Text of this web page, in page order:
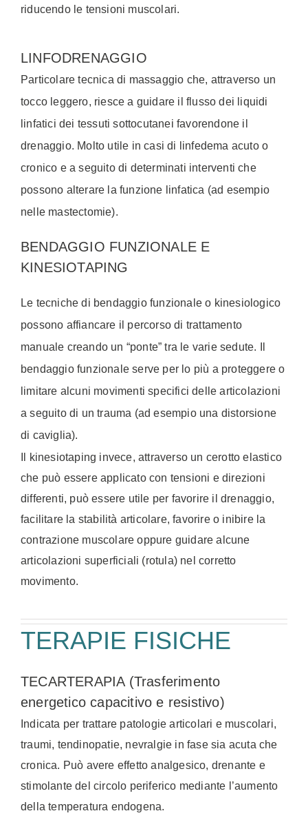
riducendo le tensioni muscolari.
LINFODRENAGGIO
Particolare tecnica di massaggio che, attraverso un
tocco leggero, riesce a guidare il flusso dei liquidi
linfatici dei tessuti sottocutanei favorendone il
drenaggio. Molto utile in casi di linfedema acuto o
cronico e a seguito di determinati interventi che
possono alterare la funzione linfatica (ad esempio
nelle mastectomie).
BENDAGGIO FUNZIONALE E
KINESIOTAPING
Le tecniche di bendaggio funzionale o kinesiologico
possono affiancare il percorso di trattamento
manuale creando un “ponte” tra le varie sedute. Il
bendaggio funzionale serve per lo più a proteggere o
limitare alcuni movimenti specifici delle articolazioni
a seguito di un trauma (ad esempio una distorsione
di caviglia).
Il kinesiotaping invece, attraverso un cerotto elastico
che può essere applicato con tensioni e direzioni
differenti, può essere utile per favorire il drenaggio,
facilitare la stabilità articolare, favorire o inibire la
contrazione muscolare oppure guidare alcune
articolazioni superficiali (rotula) nel corretto
movimento.
TERAPIE FISICHE
TECARTERAPIA (Trasferimento
energetico capacitivo e resistivo)
Indicata per trattare patologie articolari e muscolari,
traumi, tendinopatie, nevralgie in fase sia acuta che
cronica. Può avere effetto analgesico, drenante e
stimolante del circolo periferico mediante l’aumento
della temperatura endogena.